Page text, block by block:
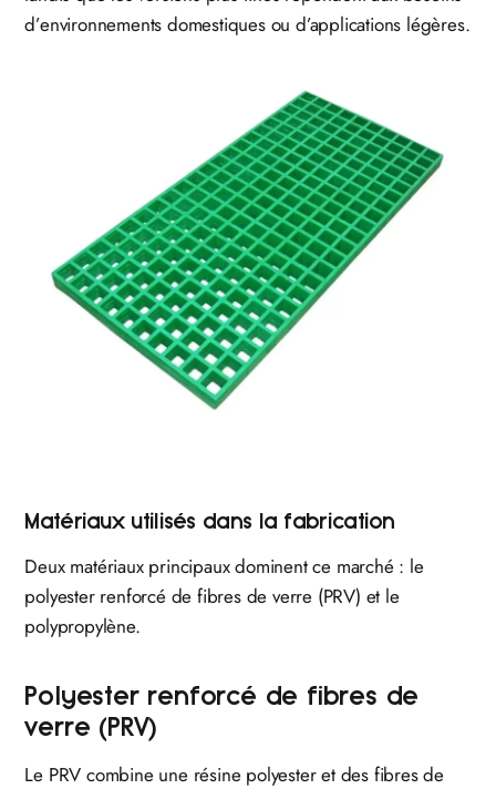
d’environnements domestiques ou d’applications légères.
Matériaux utilisés dans la fabrication
Deux matériaux principaux dominent ce marché : le
polyester renforcé de fibres de verre (PRV) et le
polypropylène.
Polyester renforcé de fibres de
verre (PRV)
Le PRV combine une résine polyester et des fibres de